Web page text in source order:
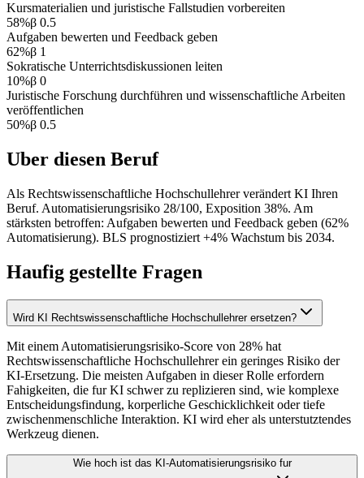
Kursmaterialien und juristische Fallstudien vorbereiten
58%β 0.5
Aufgaben bewerten und Feedback geben
62%β 1
Sokratische Unterrichtsdiskussionen leiten
10%β 0
Juristische Forschung durchführen und wissenschaftliche Arbeiten
veröffentlichen
50%β 0.5
Uber diesen Beruf
Als Rechtswissenschaftliche Hochschullehrer verändert KI Ihren
Beruf. Automatisierungsrisiko 28/100, Exposition 38%. Am
stärksten betroffen: Aufgaben bewerten und Feedback geben (62%
Automatisierung). BLS prognostiziert +4% Wachstum bis 2034.
Haufig gestellte Fragen
Wird KI Rechtswissenschaftliche Hochschullehrer ersetzen?
Mit einem Automatisierungsrisiko-Score von 28% hat
Rechtswissenschaftliche Hochschullehrer ein geringes Risiko der
KI-Ersetzung. Die meisten Aufgaben in dieser Rolle erfordern
Fahigkeiten, die fur KI schwer zu replizieren sind, wie komplexe
Entscheidungsfindung, korperliche Geschicklichkeit oder tiefe
zwischenmenschliche Interaktion. KI wird eher als unterstutztendes
Werkzeug dienen.
Wie hoch ist das KI-Automatisierungsrisiko fur